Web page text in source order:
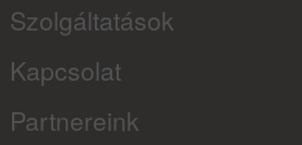
Szolgáltatások
Kapcsolat
Partnereink